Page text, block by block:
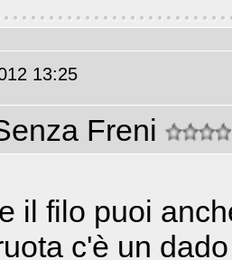
13:25
Freni
il filo puoi
c'è un